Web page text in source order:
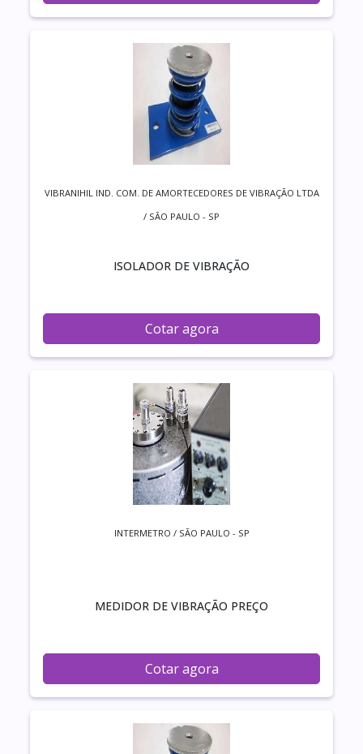
VIBRANIHIL IND. COM. DE AMORTECEDORES DE VIBRAÇÃO LTDA
/ SÃO PAULO - SP
ISOLADOR DE VIBRAÇÃO
Cotar agora
INTERMETRO / SÃO PAULO - SP
MEDIDOR DE VIBRAÇÃO PREÇO
Cotar agora